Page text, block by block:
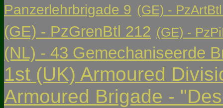
Panzerlehrbrigade 9 (GE) -
(GE) - PzGrenBtl 212 (GE) -
(NL) - 43 Gemechaniseerde
1st (UK) Armoured
Armoured Brigade -